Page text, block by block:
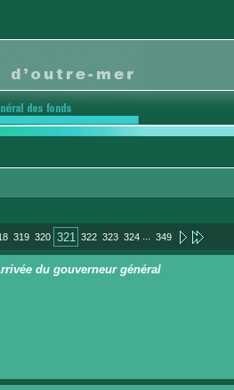
319 320 321 322 323 324 ... 349
du gouverneur général